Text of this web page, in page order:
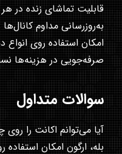
قابلیت تماشای زنده در
به‌روزرسانی مداوم
امکان استفاده روی
صرفه‌جویی در هزینه‌ها
سوالات متداول
آیا می‌توانم اکانت را